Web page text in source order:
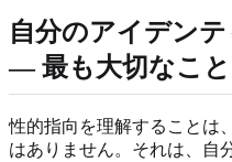
自分のアイデン
— 最も大切なこと
性的指向を理解することは
はありません。それは、自